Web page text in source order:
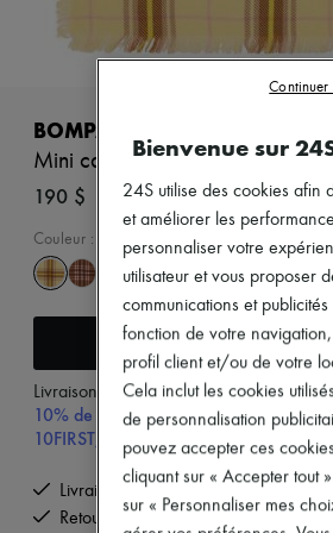
Nouveautés
Prêt-à-porter
Robes
Ensembles
Vestes
Plage
Shorts
Denim
Tailleurs
Sweatshirts
Chaussures
Sandales & Mules
Sneakers
BOMPARD
Mini carré en cachemire à motif
190 $
Couleur : ZESTE/MACCHIATO
Ajouter au
Livraison à partir demercredi 12 août
10% de remise sur votre première
10FIRST, à partir de $600 CAD d'achat.
Livraison offerte à partir de 600 $
Retours offerts et enlevés à domicile
Bienvenue sur
24S utilise des cookies afin
et améliorer les
personnaliser votre
utilisateur et vous proposer
communications et
fonction de votre
profil client et/ou de votre
Cela inclut les cookies
de personnalisation
pouvez accepter ces
cliquant sur « Accepter tout
sur « Personnaliser mes
Continuer